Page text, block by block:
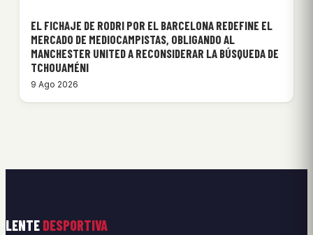
EL FICHAJE DE RODRI POR EL BARCELONA REDEFINE EL
MERCADO DE MEDIOCAMPISTAS, OBLIGANDO AL
MANCHESTER UNITED A RECONSIDERAR LA BÚSQUEDA DE
TCHOUAMÉNI
9 Ago 2026
LENTE DESPORTIVA